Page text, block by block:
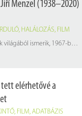
Menzel (1938–2020)
, HALÁLOZÁS, FILM
Nevét sokan a filmek világából ismerik, 1967-ben Oscar-díjat nyert a Bohumil Hrabal művéből készített Szigorúan ellenőrzött vonatok című filmjével. Filmrendező, színházi rendező, színész, több magyar filmben is játszott (Szabó István – Rokonok, Az ajtó, Gyarmathy Lívia – Minden szerdán, Böszörményi Géza – Szívzűr, Maár Gyula – Felhőjáték, Simó Sándor – Franciska vasárnapjai, Koltai Róbert – Világszám!). A magyar kulturális életben betöltött szerepéért 2004-ben a Magyar Köztársasági Érdemrend középkeresztjével jutalmazták.
tett elérhetővé a
, FILM, ADATBÁZIS